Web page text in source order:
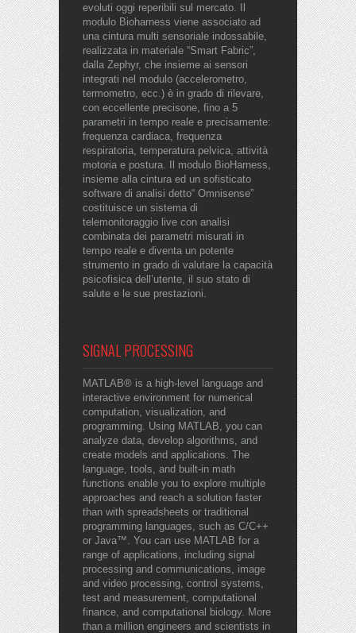
evoluti oggi reperibili sul mercato. Il
modulo Bioharness viene associato ad
una cintura multi sensoriale indossabile,
realizzata in materiale “Smart Fabric”,
dalla Zephyr, che insieme ai sensori
integrati nel modulo (accelerometro,
termometro, ecc.) è in grado di rilevare,
con eccellente precisone, fino a 5
parametri in tempo reale e precisamente:
frequenza cardiaca, frequenza
respiratoria, temperatura pelvica, attività
motoria e postura. Il modulo BioHarness,
insieme alla cintura ed un sofisticato
software di analisi detto“ Omnisense”
costituisce un sistema di
telemonitoraggio live con analisi
combinata dei parametri misurati in
tempo reale e diventa un potente
strumento in grado di valutare la capacità
psicofisica dell’utente, il suo stato di
salute e le sue prestazioni.
SIGNAL PROCESSING
MATLAB® is a high-level language and
interactive environment for numerical
computation, visualization, and
programming. Using MATLAB, you can
analyze data, develop algorithms, and
create models and applications. The
language, tools, and built-in math
functions enable you to explore multiple
approaches and reach a solution faster
than with spreadsheets or traditional
programming languages, such as C/C++
or Java™. You can use MATLAB for a
range of applications, including signal
processing and communications, image
and video processing, control systems,
test and measurement, computational
finance, and computational biology. More
than a million engineers and scientists in